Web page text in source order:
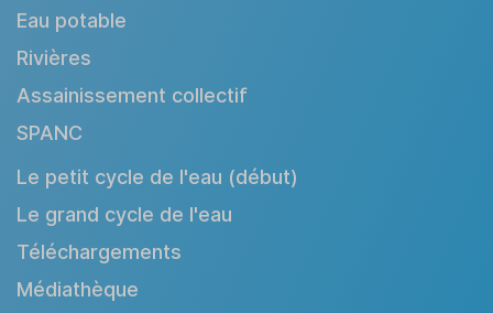
Eau potable
Rivières
Assainissement collectif
SPANC
Le petit cycle de l'eau (début)
Le grand cycle de l'eau
Téléchargements
Médiathèque